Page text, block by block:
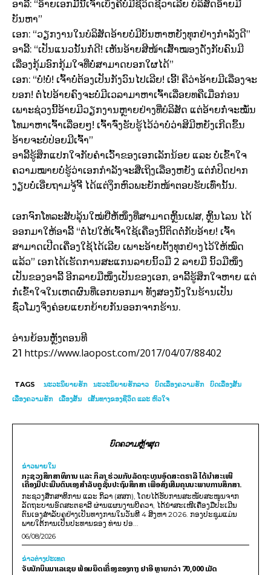
ອາລີ້: “ອ້າຍເອກມື້ນີ້ເຈົ້າເບິ່ງຄືບໍ່ມີຊີວິດຊີວາເລີຍ ບໍລິສັດອ້າຍມີ
ບັນຫາ”
ເອກ: “ວຽກງານໃນບໍລິສັດອ້າຍບໍ່ມີບັນຫາຫຍັງທຸກຢ່າງກຳລັງດີ”
ອາລີ້: “ເປັນແນວນັ້ນກໍ່ດີ! ເຫັນອ້າຍສີໜ້າເສົ້າໝອງດັ່ງກັບຄົນມີ
ເລື່ອງກຸ້ມອົກກຸ້ມໃຈທີ່ບໍ່ສາມາດບອກໃຜໄດ້”
ເອກ: “ບໍ່!ບໍ່! ເຈົ້າບໍ່ຕ້ອງເປັນກັງວົນໄປເລີຍ! ເອີ້! ຄືວ່າອ້າຍມີເລື່ອງຈະ
ບອກ! ຕໍ່ໄປອ້າຍຄົງຈະບໍ່ມີເວລາມາຫາເຈົ້າເລື່ອຍທຄືເມື່ອກ່ອນ
ເພາະຊ່ວງນີ້ອ້າຍມີວຽກງານຫຼາຍຢ່າງທີ່ບໍລິສັດ ແຕ່ອ້າຍກໍ່ຈະໝັ່ນ
ໂທມາຫາເຈົ້າເລື່ອຍໆ! ເຈົ້າຈົ່ງຮັບຮູ້ໄວ້ວ່າບໍ່ວ່າສິມີຫຍັງເກີດຂຶ້ນ
ອ້າຍຈະບໍ່ປ່ອຍມີເຈົ້າ”
ອາລີ້ຮູ້ສຶກແປກໃຈກັບຄຳເວົ້າຂອງເອກເລັກນ້ອຍ ແລະ ບໍ່ເຂົ້າໃຈ
ຄວາມໝາຍບໍ່ຮູ້ວ່າເອກກຳລັງຈະສື່ເຖິງເລື່ອງຫຍັງ ແຕ່ກໍ່ປິດປາກ
ງຽບບໍ່ເອີ່ຍຖາມຈູ້ຈີ້ ໄດ້ແຕ່ງຶກຫົວພະຍັກໜ້າຕອບຮັບເທົ່ານັ້ນ.
ເອກຈົກໂທລະສັບລຸ້ນໃໝ່ຢີ່ຫໍ້ໜຶ່ງທີ່ສາມາດຫຼິ້ນເຟສ, ຫຼິ້ນໄລນ ໄດ້
ອອກມາໃຫ້ອາລີ້ “ຕໍ່ໄປໃຫ້ເຈົ້າໃຊ້ເຄື່ອງນີ້ຕິດຕໍ່ກັບອ້າຍ! ເຈົ້າ
ສາມາດເປີດເຄື່ອງໃຊ້ໄດ້ເລີຍ ເພາະອ້າຍຕັ້ງທຸກຢ່າງໄວ້ໃຫ້ໝົດ
ແລ້ວ” ເອກໄດ້ເຮັດການສະແກນລາຍນິ້ວມື 2 ລາຍມື ນິ້ວມືໜຶ່ງ
ເປັນຂອງອາລີ້ ອີກລາຍມືໜຶ່ງເປັນຂອງເອກ, ອາລີ້ຮູ້ສຶກໃຈຫາຍ ແຕ່
ກໍ່ເຂົ້າໃຈໃນເຫດຜົນທີ່ເອກບອກມາ ທັງສອງນັ່ງໃນຮ້ານເປັນ
ຊົ່ວໂມງຈິ່ງຄ່ອຍແຍກຍ້າຍກັນອອກຈາກຮ້ານ.
ອ່ານຍ້ອນຫຼັງຕອນທີ
21 https://www.laopost.com/2017/04/07/88402
TAGS ນະວະນິຍາຍຮັກ ນະວະນິຍາຍຮັກລາວ ບົດເລື່ອງຄວາມຮັກ
ບົດເລື່ອງສັ້ນ
ເລື່ອງຄວາມຮັກ
ເລື່ອງສັ້ນ ເສັ້ນທາງຂອງຊີວິດ ແລະ ຫົວໃຈ
ບົດຄວາມຫຼ້າສຸດ
ຂ່າວພາຍ​ໃນ
ກະຊວງສຶກສາທິການ ແລະ ກິລາ ຮ່ວມກັບລັດຖະບານອົດສະຕຣາລີ ໄດ້ນຳສະເໜີ
ເຄື່ອງມືປະເມີນຕົນເອງສຳລັບຄູຊັ້ນປະຖົມສຶກສາ ເພື່ອສົ່ງເສີມຄຸນນະພາບການສຶກສາ.
ກະຊວງສຶກສາທິການ ແລະ ກິລາ (ສສກ), ໂດຍໄດ້ຮັບການສະໜັບສະໜູນຈາກ
ລັດຖະບານອົດສະຕຣາລີ ຜ່ານແຜນງານບີຄວາ, ໄດ້ນຳສະເໜີເຄື່ອງມືປະເມີນ
ຕົນເອງສຳລັບຄູຢ່າງເປັນທາງການໃນວັນທີ 4 ສິງຫາ 2026. ກອງປະຊຸມແມ່ນ
ພາຍໃຕ້ການເປັນປະທານຂອງ ທ່ານ ປອ...
06/08/2026
ຂ່າວຕ່າງປະເທດ
ຈັບນັກບິນມາເລເຊຍ ພ້ອມຍຶດເຄື່ອງຂອງກາງ ຢາອີ ຫຼາຍກວ່າ 70,000 ເມັດ